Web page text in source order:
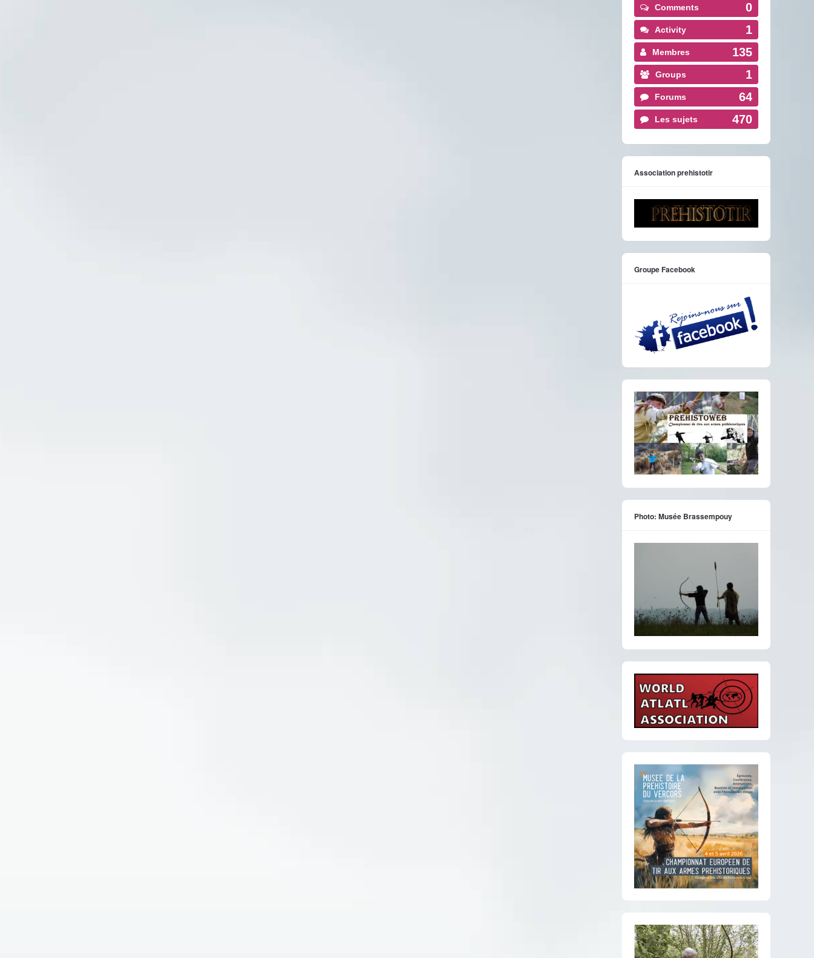
Comments 0
Activity 1
Membres 135
Groups 1
Forums 64
Les sujets 470
Association prehistotir
Groupe Facebook
Photo: Musée Brassempouy